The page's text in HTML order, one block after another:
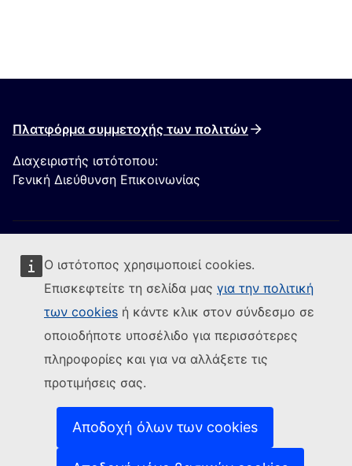
Ο ιστότοπος χρησιμοποιεί cookies.
Επισκεφτείτε τη σελίδα μας για την πολιτική
των cookies ή κάντε κλικ στον σύνδεσμο σε
οποιοδήποτε υποσέλιδο για περισσότερες
πληροφορίες και για να αλλάξετε τις
προτιμήσεις σας.
Αποδοχή όλων των cookies
Πλατφόρμα συμμετοχής των πολιτών
Διαχειριστής ιστότοπου:
Γενική Διεύθυνση Επικοινωνίας
Ακολουθήστε την Ευρωπαϊκή Επιτροπή
Επικοινωνήστε μαζί μας
(Εξωτερική σύνδεση)
Αναφορά τρωτού σημείου ΤΠ (Εξωτερική σύνδεση)
Γλώσσες στις οποίες είναι διαθέσιμοι οι ιστότοποί
(Εξωτερική σύνδεση)
(Εξωτερική σύνδεση)
Πολιτική απορρήτου
Ανακοίνωση νομικού περιεχομένου
(Εξωτερική